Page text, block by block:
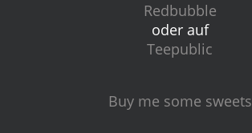
Redbubble
oder auf
Teepublic
Buy me some sweets